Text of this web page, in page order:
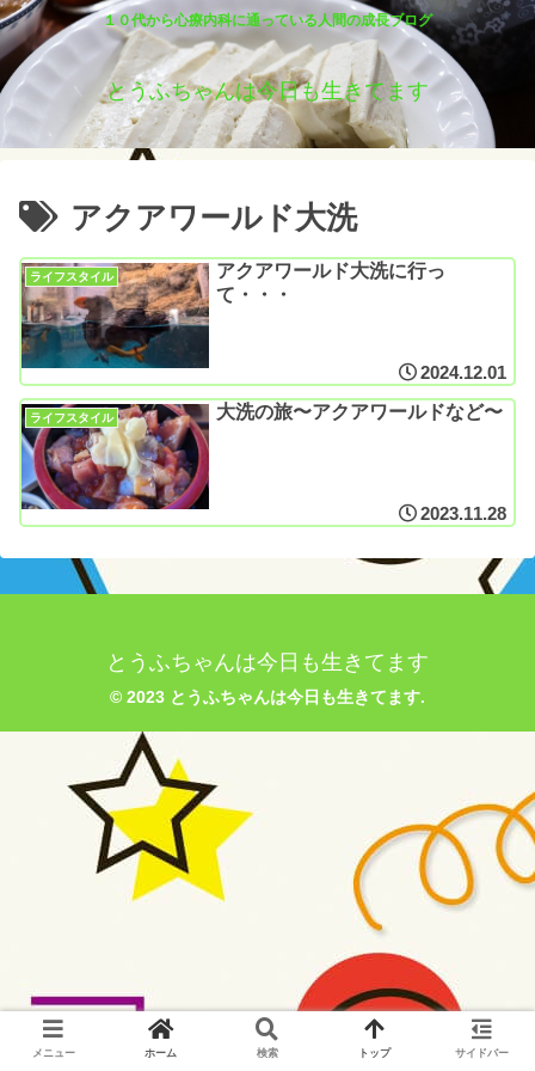
１０代から心療内科に通っている人間の成長ブログ
とうふちゃんは今日も生きてます
アクアワールド大洗
ライフスタイル
アクアワールド大洗に行っ
て・・・
2024.12.01
ライフスタイル 大洗の旅〜アクアワールドなど〜
2023.11.28
とうふちゃんは今日も生きてます
© 2023 とうふちゃんは今日も生きてます.
メニュー ホーム 検索 トップ サイドバー